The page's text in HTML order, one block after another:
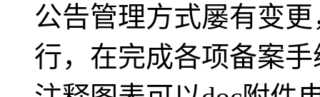
公告管理方式屡有变
行，在完成各项备案